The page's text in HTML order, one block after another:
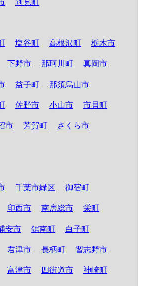
阿見町
塩谷町 高根沢町 栃木市
下野市 那珂川町 真岡市
益子町 那須烏山市
佐野市 小山市 市貝町
市 芳賀町 さくら市
千葉市緑区 御宿町
印西市 南房総市 栄町
安市 鋸南町 白子町
君津市 長柄町 習志野市
富津市 四街道市 神崎町